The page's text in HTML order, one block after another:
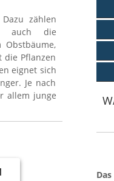
zählen
auch die
die Pflanzen
eignet sich
Je nach
allem junge